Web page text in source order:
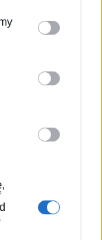
or more
information
consent to
data for